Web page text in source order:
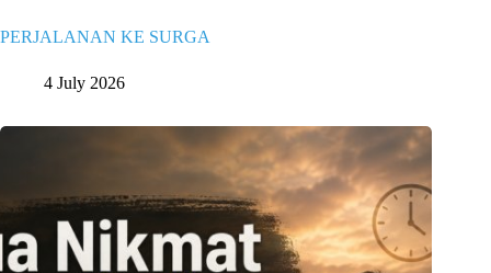
PERJALANAN KE SURGA
4 July 2026